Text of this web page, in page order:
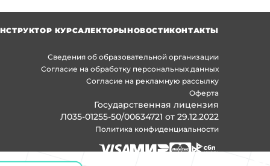
КУРСАЛЕКТОРЫНОВОСТИКОНТАКТЫ
Политика конфиденциальности
Согласие на рекламную рассылку
Согласие на обработку персональных данных
Сведения об образовательной организации
Оферта
Государственная лицензия
Л035-01255-50/00634721 от 29.12.2022